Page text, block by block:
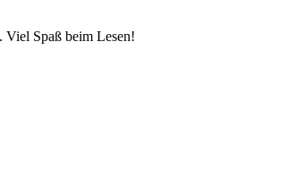
Viel Spaß beim Lesen!